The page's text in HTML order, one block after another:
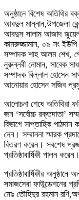
অনুষ্ঠানে বিশেষ অতিথির
আবদুল মান্নান,উপজেলা
আবদুস সালাম আজাদ
কামরুজ্জামান, ০৯ নং ইউপি
সম্পাদক শাহ আলম শেখ,
নুরুন্নবী নোমান, সাবেক
সম্পাদক বিল্লাল হোসেন
আনোয়ার হোসেন সজিব
আলোচনা শেষে অতিথিরা
জন ‘সর্বোচ্চ রক্তদাতা’
বিভাগে সাপ্তাহিক পাঠদান
দেন। সম্মাননা স্মারক
বিতরণ করেন। সবশেষ
প্রতিষ্ঠাবার্ষিকী পালন করেন।
প্রতিষ্ঠাবার্ষিকীর
সমাজসেবা ফাউন্ডেশনের
মোঃ তৌহিদুর রহমান